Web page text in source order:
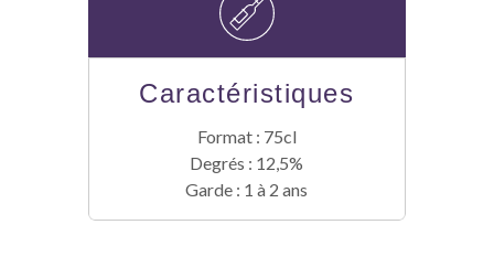
Caractéristiques
Format : 75cl
Degrés : 12,5%
Garde : 1 à 2 ans